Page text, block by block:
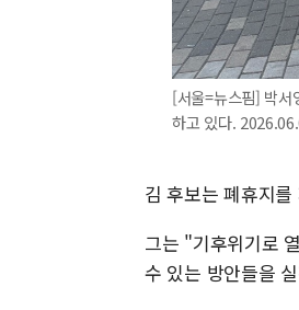
[서울=뉴스핌] 박서
하고 있다.
김 후보는 폐휴지
그는 "기후위기로
수 있는 방안들을